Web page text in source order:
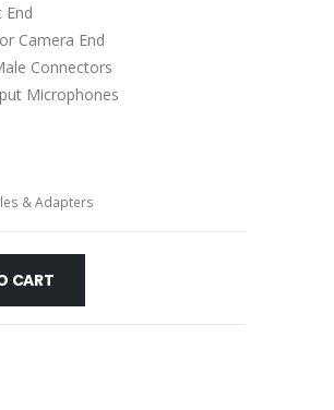
End
Camera End
Connectors
Microphones
& Adapters
CART